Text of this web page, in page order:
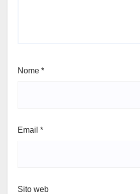
Nome *
Email *
Sito web